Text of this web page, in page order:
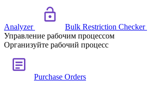
Analyzer Bulk Restriction Checker
Управление рабочим процессом
Организуйте рабочий процесс
Purchase Orders